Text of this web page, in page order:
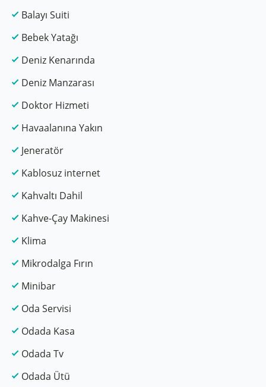
Balayı Suiti
Bebek Yatağı
Deniz Kenarında
Deniz Manzarası
Doktor Hizmeti
Havaalanına Yakın
Jeneratör
Kablosuz internet
Kahvaltı Dahil
Kahve-Çay Makinesi
Klima
Mikrodalga Fırın
Minibar
Oda Servisi
Odada Kasa
Odada Tv
Odada Ütü